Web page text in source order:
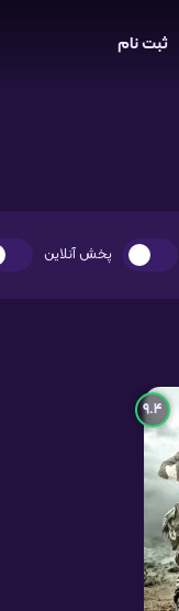
ثبت نام
پخش آنلاین
9.4